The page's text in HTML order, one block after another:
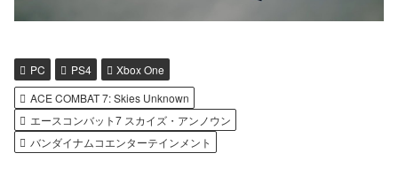
PC PS4
Xbox One
ACE COMBAT 7: Skies Unknown
エースコンバット7 スカイズ・アンノウン
バンダイナムコエンターテインメント